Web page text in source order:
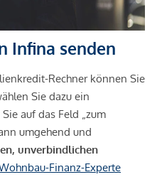
Infina senden
Rechner können Sie
Sie dazu ein
auf das Feld „zum
umgehend und
unverbindlichen
Finanz-Experte